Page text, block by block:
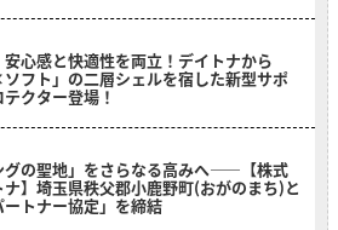
安心感と快適性を両立！デイトナから
ソフト」の二層シェルを宿した新型サポ
クター登場！
グの聖地」をさらなる高みへ――【株式
】埼玉県秩父郡小鹿野町(おがのまち)と
トナー協定」を締結